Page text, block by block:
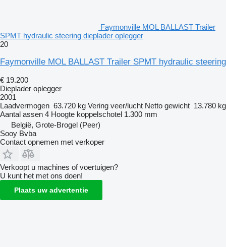
Faymonville MOL BALLAST Trailer
SPMT hydraulic steering dieplader oplegger
20
Faymonville MOL BALLAST Trailer SPMT hydraulic steering
€ 19.200
Dieplader oplegger
2001
Laadvermogen 63.720 kg Vering veer/lucht Netto gewicht 13.780 kg
Aantal assen 4 Hoogte koppelschotel 1.300 mm
België, Grote-Brogel (Peer)
Sooy Bvba
Contact opnemen met verkoper
Verkoopt u machines of voertuigen?
U kunt het met ons doen!
Plaats uw advertentie